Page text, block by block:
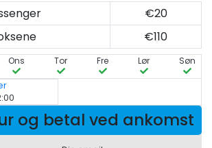
€20
€110
Ons Tor Fre Lør Søn
og betal ved ankomst